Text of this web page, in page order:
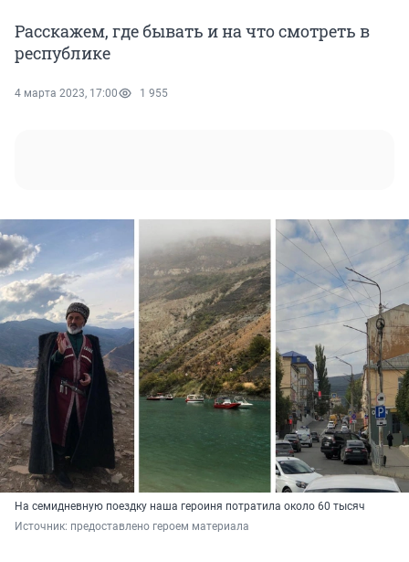
Расскажем, где бывать и на что смотреть в
республике
4 марта 2023, 17:00 1 955
На семидневную поездку наша героиня потратила около 60 тысяч
Источник: предоставлено героем материала